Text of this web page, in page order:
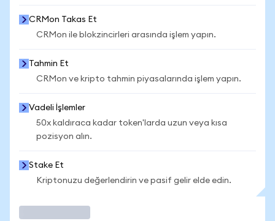
CRMon Takas Et
CRMon ile blokzincirleri arasında işlem yapın.
Tahmin Et
CRMon ve kripto tahmin piyasalarında işlem yapın.
Vadeli İşlemler
50x kaldıraca kadar token'larda uzun veya kısa
pozisyon alın.
Stake Et
Kriptonuzu değerlendirin ve pasif gelir elde edin.